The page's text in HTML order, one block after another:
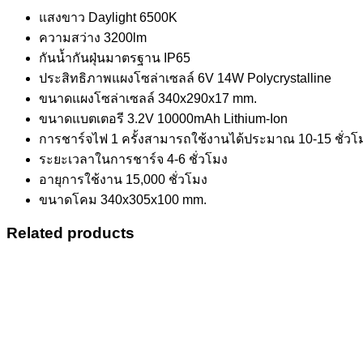
แสงขาว Daylight 6500K
ความสว่าง 3200lm
กันน้ำกันฝุ่นมาตรฐาน IP65
ประสิทธิภาพแผงโซล่าเซลล์ 6V 14W Polycrystalline
ขนาดแผงโซล่าเซลล์ 340x290x17 mm.
ขนาดแบตเตอรี 3.2V 10000mAh Lithium-Ion
การชาร์จไฟ 1 ครั้งสามารถใช้งานได้ประมาณ 10-15 ชั่วโ
ระยะเวลาในการชาร์จ 4-6 ชั่วโมง
อายุการใช้งาน 15,000 ชั่วโมง
ขนาดโคม 340x305x100 mm.
Related products